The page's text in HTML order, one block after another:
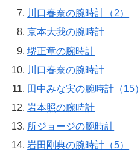
川口春奈の腕時計（2）
京本大我の腕時計
堺正章の腕時計
川口春奈の腕時計
田中みな実の腕時計（15）
岩本照の腕時計
所ジョージの腕時計
岩田剛典の腕時計（5）